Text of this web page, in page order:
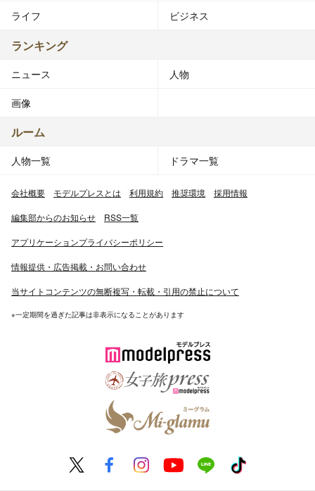
ライフ ビジネス
ランキング
ニュース 人物
画像
ルーム
人物一覧 ドラマ一覧
会社概要 モデルプレスとは 利用規約 推奨環境 採用情報
編集部からのお知らせ RSS一覧
アプリケーションプライバシーポリシー
情報提供・広告掲載・お問い合わせ
当サイトコンテンツの無断複写・転載・引用の禁止について
※一定期間を過ぎた記事は非表示になることがあります